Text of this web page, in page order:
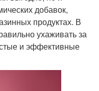
добавок,
продуктах. В
ухаживать за
и эффективные